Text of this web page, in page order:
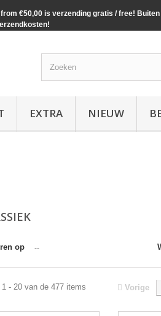
€50,00 is verzending gratis / free!
EXTRA NIEUW
op --
Vorige
1 - 20 van de 477 items